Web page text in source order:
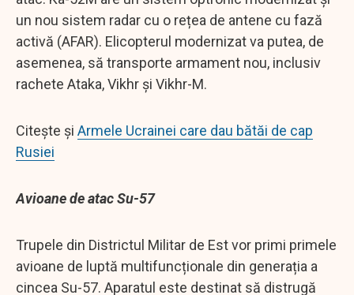
un nou sistem radar cu o rețea de antene cu fază
activă (AFAR). Elicopterul modernizat va putea, de
asemenea, să transporte armament nou, inclusiv
rachete Ataka, Vikhr și Vikhr-M.
Citește și Armele Ucrainei care dau bătăi de cap
Rusiei
Avioane de atac Su-57
Trupele din Districtul Militar de Est vor primi primele
avioane de luptă multifuncționale din generația a
cincea Su-57. Aparatul este destinat să distrugă